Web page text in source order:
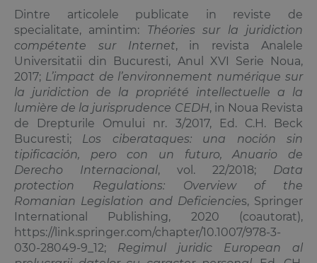
Dintre articolele publicate in reviste de
specialitate, amintim: Théories sur la juridiction
compétente sur Internet, in revista Analele
Universitatii din Bucuresti, Anul XVI Serie Noua,
2017; L’impact de l’environnement numérique sur
la juridiction de la propriété intellectuelle a la
lumière de la jurisprudence CEDH, in Noua Revista
de Drepturile Omului nr. 3/2017, Ed. C.H. Beck
Bucuresti; Los ciberataques: una noción sin
tipificación, pero con un futuro, Anuario de
Derecho Internacional, vol. 22/2018; Data
protection Regulations: Overview of the
Romanian Legislation and Deficiencies, Springer
International Publishing, 2020 (coautorat),
https://link.springer.com/chapter/10.1007/978-3-
030-28049-9_12;
Regimul juridic European al